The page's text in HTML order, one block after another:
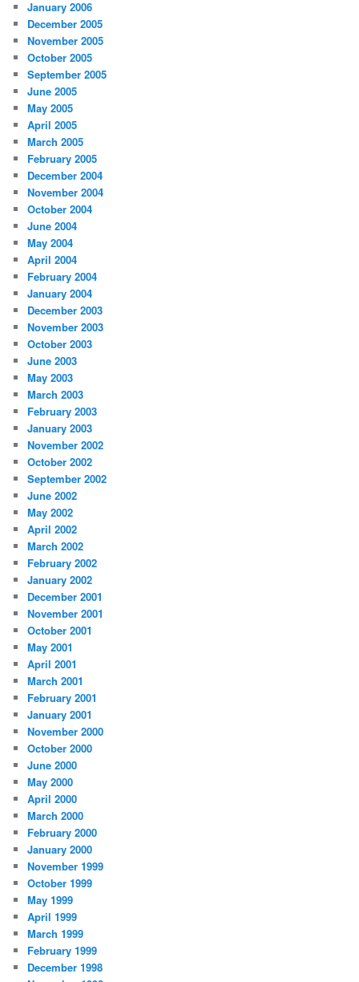
January 2006
December 2005
November 2005
October 2005
September 2005
June 2005
May 2005
April 2005
March 2005
February 2005
December 2004
November 2004
October 2004
June 2004
May 2004
April 2004
February 2004
January 2004
December 2003
November 2003
October 2003
June 2003
May 2003
March 2003
February 2003
January 2003
November 2002
October 2002
September 2002
June 2002
May 2002
April 2002
March 2002
February 2002
January 2002
December 2001
November 2001
October 2001
May 2001
April 2001
March 2001
February 2001
January 2001
November 2000
October 2000
June 2000
May 2000
April 2000
March 2000
February 2000
January 2000
November 1999
October 1999
May 1999
April 1999
March 1999
February 1999
December 1998